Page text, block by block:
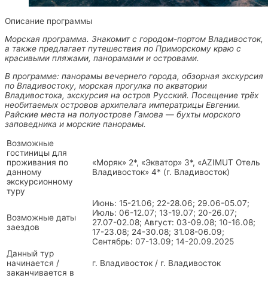
Описание программы
Морская программа. Знакомит с городом-портом Владивосток,
а также предлагает путешествия по Приморскому краю с
красивыми пляжами, панорамами и островами.
В программе: панорамы вечернего города, обзорная экскурсия
по Владивостоку, морская прогулка по акватории
Владивостока, экскурсия на остров Русский. Посещение трёх
необитаемых островов архипелага императрицы Евгении.
Райские места на полуострове Гамова — бухты морского
заповедника и морские панорамы.
Возможные
гостиницы для
проживания по
данному
экскурсионному
туру
«Моряк» 2*, «Экватор» 3*, «AZIMUT Отель
Владивосток» 4* (г. Владивосток)
Возможные даты
заездов
Июнь: 15-21.06; 22-28.06; 29.06-05.07;
Июль: 06-12.07; 13-19.07; 20-26.07;
27.07-02.08; Август: 03-09.08; 10-16.08;
17-23.08; 24-30.08; 31.08-06.09;
Сентябрь: 07-13.09; 14-20.09.2025
Данный тур
начинается /
заканчивается в
г. Владивосток / г. Владивосток